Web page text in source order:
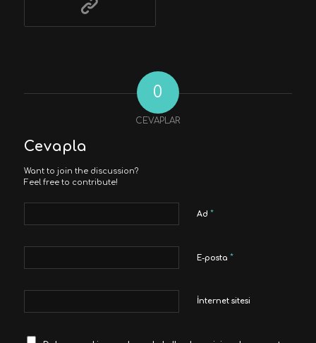
0
CEVAPLAR
Cevapla
Want to join the discussion?
Feel free to contribute!
Ad *
E-posta *
İnternet sitesi